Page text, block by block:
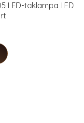
LED-taklampa LED